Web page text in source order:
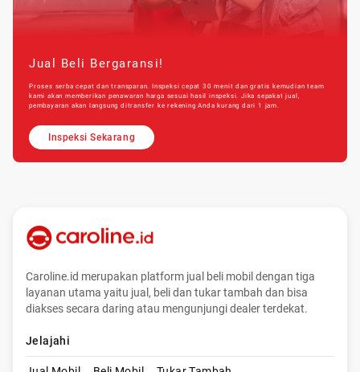
Jual Beli Bergaransi!
Proses serba cepat dan transparan. Inspeksi cepat 30 menit dan gratis kemudian team
kami akan memberikan penawaran harga sesuai hasil inspeksi. Jika sepakat jual,
pembayaran akan langsung ditransfer ke rekening Anda kurang dari 1 jam.
Inspeksi Sekarang
Caroline.id merupakan platform jual beli mobil dengan tiga
layanan utama yaitu jual, beli dan tukar tambah dan bisa
diakses secara daring atau mengunjungi dealer terdekat.
Jelajahi